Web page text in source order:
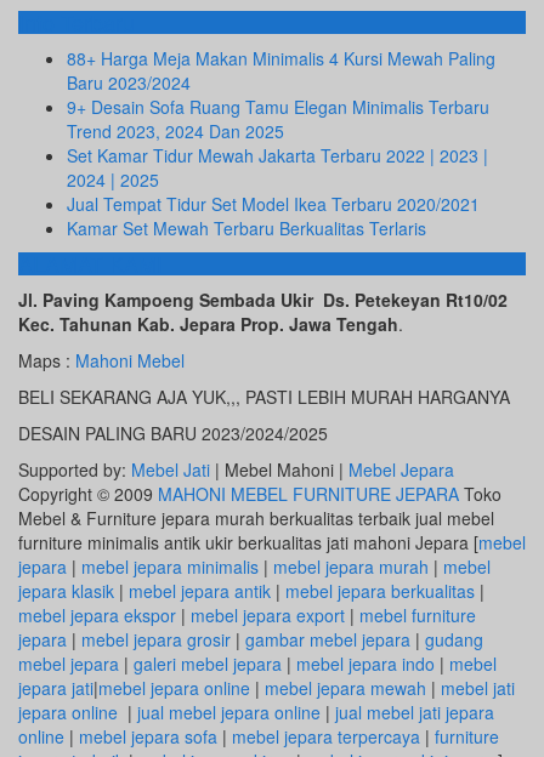
Info Terbaru
88+ Harga Meja Makan Minimalis 4 Kursi Mewah Paling
Baru 2023/2024
9+ Desain Sofa Ruang Tamu Elegan Minimalis Terbaru
Trend 2023, 2024 Dan 2025
Set Kamar Tidur Mewah Jakarta Terbaru 2022 | 2023 |
2024 | 2025
Jual Tempat Tidur Set Model Ikea Terbaru 2020/2021
Kamar Set Mewah Terbaru Berkualitas Terlaris
ALAMAT KAMI
Jl. Paving Kampoeng Sembada Ukir Ds. Petekeyan Rt10/02
Kec. Tahunan Kab. Jepara Prop. Jawa Tengah.
Maps : Mahoni Mebel
BELI SEKARANG AJA YUK,,, PASTI LEBIH MURAH HARGANYA
DESAIN PALING BARU 2023/2024/2025
Supported by: Mebel Jati | Mebel Mahoni | Mebel Jepara
Copyright © 2009 MAHONI MEBEL FURNITURE JEPARA Toko
Mebel & Furniture jepara murah berkualitas terbaik jual mebel
furniture minimalis antik ukir berkualitas jati mahoni Jepara [mebel
jepara | mebel jepara minimalis | mebel jepara murah | mebel
jepara klasik | mebel jepara antik | mebel jepara berkualitas |
mebel jepara ekspor | mebel jepara export | mebel furniture
jepara | mebel jepara grosir | gambar mebel jepara | gudang
mebel jepara | galeri mebel jepara | mebel jepara indo | mebel
jepara jati|mebel jepara online | mebel jepara mewah | mebel jati
jepara online | jual mebel jepara online | jual mebel jati jepara
online | mebel jepara sofa | mebel jepara terpercaya | furniture